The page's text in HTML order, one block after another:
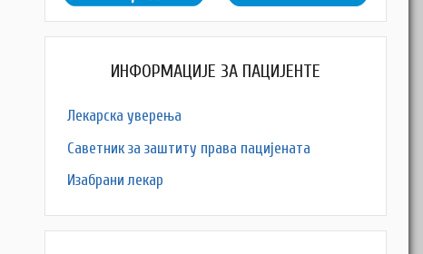
ИНФОРМАЦИЈЕ ЗА ПАЦИЈЕНТЕ
Лекарска уверења
Саветник за заштиту права пацијената
Изабрани лекар